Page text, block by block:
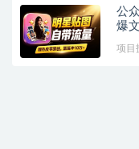
公
爆文
项目